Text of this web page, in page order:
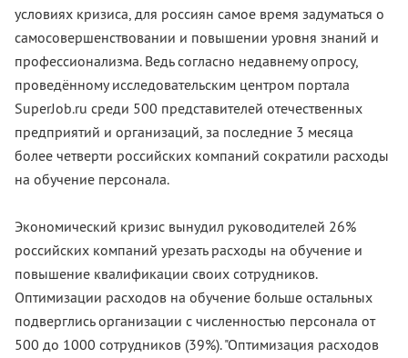
условиях кризиса, для россиян самое время задуматься о
самосовершенствовании и повышении уровня знаний и
профессионализма. Ведь согласно недавнему опросу,
проведённому исследовательским центром портала
SuperJob.ru среди 500 представителей отечественных
предприятий и организаций, за последние 3 месяца
более четверти российских компаний сократили расходы
на обучение персонала.
Экономический кризис вынудил руководителей 26%
российских компаний урезать расходы на обучение и
повышение квалификации своих сотрудников.
Оптимизации расходов на обучение больше остальных
подверглись организации с численностью персонала от
500 до 1000 сотрудников (39%). "Оптимизация расходов